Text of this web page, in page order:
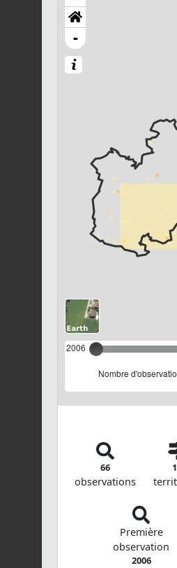
-
2006
Nombre
66
observations
Première
observation
2006